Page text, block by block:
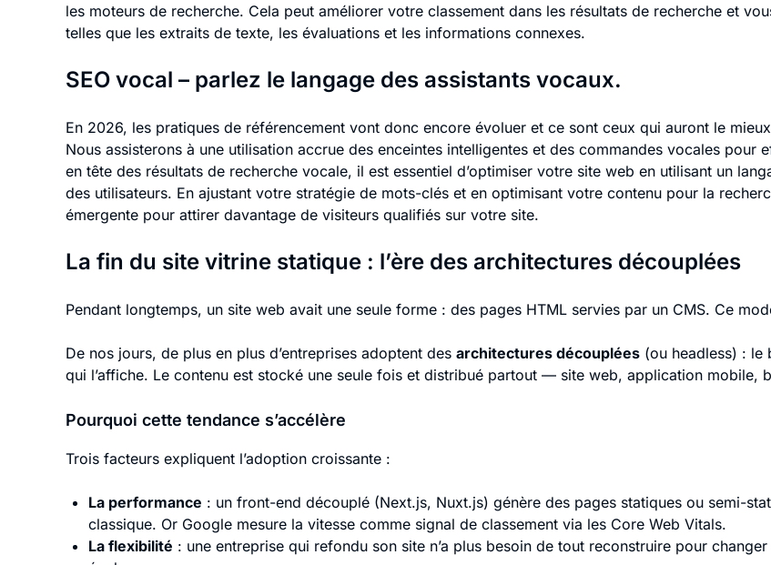
les moteurs de recherche. Cela peut améliorer votre classement dans les résultats de recherche et
telles que les extraits de texte, les évaluations et les informations connexes.
SEO vocal – parlez le langage des assistants vocaux.
En 2026, les pratiques de référencement vont donc encore évoluer et ce sont ceux qui auront le
Nous assisterons à une utilisation accrue des enceintes intelligentes et des commandes vocales
en tête des résultats de recherche vocale, il est essentiel d’optimiser votre site web en utilisant un
des utilisateurs. En ajustant votre stratégie de mots-clés et en optimisant votre contenu pour la
émergente pour attirer davantage de visiteurs qualifiés sur votre site.
La fin du site vitrine statique : l’ère des architectures découplées
Pendant longtemps, un site web avait une seule forme : des pages HTML servies par un CMS. Ce
De nos jours, de plus en plus d’entreprises adoptent des architectures découplées (ou headless) : le
qui l’affiche. Le contenu est stocké une seule fois et distribué partout — site web, application mobile,
Pourquoi cette tendance s’accélère
Trois facteurs expliquent l’adoption croissante :
La performance : un front-end découplé (Next.js, Nuxt.js) génère des pages statiques ou semi-
classique. Or Google mesure la vitesse comme signal de classement via les Core Web Vitals.
La flexibilité : une entreprise qui refondu son site n’a plus besoin de tout reconstruire pour